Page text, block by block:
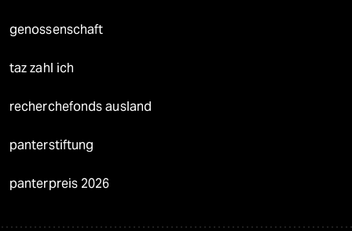
genossenschaft
taz zahl ich
recherchefonds ausland
panterstiftung
panterpreis 2026